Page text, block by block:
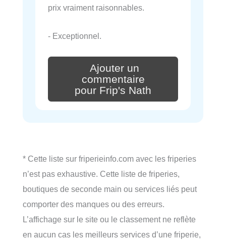
prix vraiment raisonnables.
- Exceptionnel.
Ajouter un
commentaire
pour Frip's Nath
* Cette liste sur friperieinfo.com avec les friperies
n’est pas exhaustive. Cette liste de friperies,
boutiques de seconde main ou services liés peut
comporter des manques ou des erreurs.
L’affichage sur le site ou le classement ne reflète
en aucun cas les meilleurs services d’une friperie,